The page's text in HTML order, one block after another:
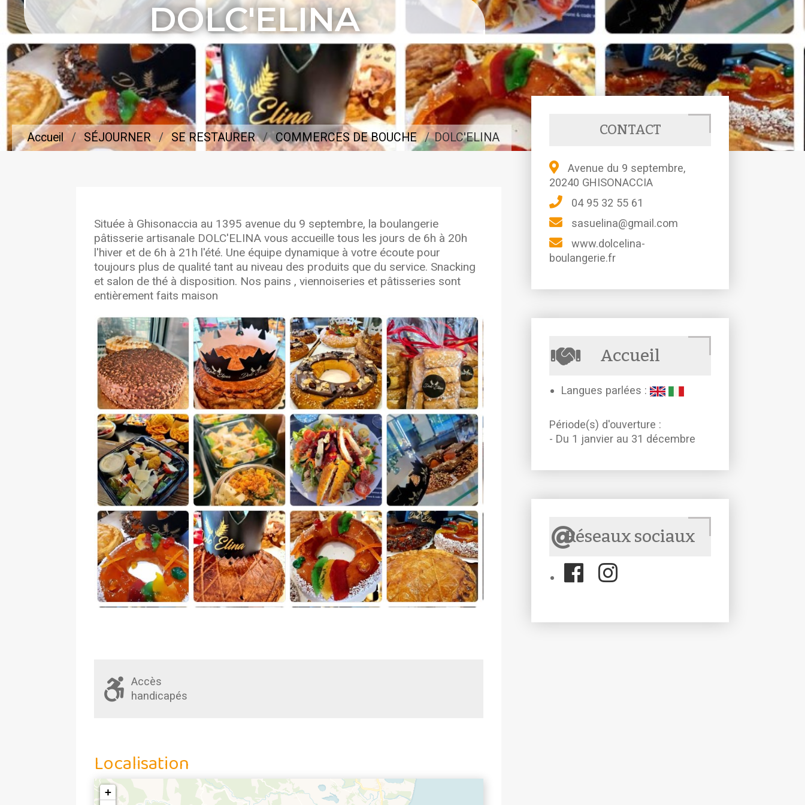
DOLC'ELINA
Accueil SÉJOURNER SE RESTAURER COMMERCES DE BOUCHE DOLC'ELINA
Située à Ghisonaccia au 1395 avenue du 9 septembre, la boulangerie
pâtisserie artisanale DOLC'ELINA vous accueille tous les jours de 6h à 20h
l'hiver et de 6h à 21h l'été. Une équipe dynamique à votre écoute pour
toujours plus de qualité tant au niveau des produits que du service. Snacking
et salon de thé à disposition. Nos pains , viennoiseries et pâtisseries sont
entièrement faits maison
Previous Next
Accès
handicapés
Localisation
+
CONTACT
Avenue du 9 septembre,
20240 GHISONACCIA
04 95 32 55 61
sasuelina@gmail.com
www.dolcelina-
boulangerie.fr
Accueil
Langues parlées :
Période(s) d'ouverture :
- Du 1 janvier au 31 décembre
Réseaux sociaux